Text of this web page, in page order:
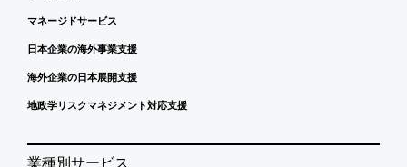
マネージドサービス
日本企業の海外事業支援
海外企業の日本展開支援
地政学リスクマネジメント対応支援
業種別サービス